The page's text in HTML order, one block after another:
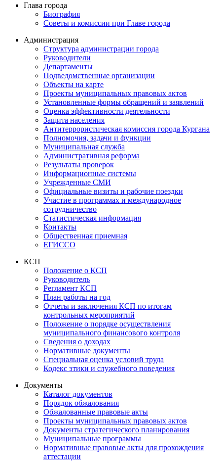
Глава города
Биография
Советы и комиссии при Главе города
Администрация
Структура администрации города
Руководители
Департаменты
Подведомственные организации
Объекты на карте
Проекты муниципальных правовых актов
Установленные формы обращений и заявлений
Оценка эффективности деятельности
Защита населения
Антитеррористическая комиссия города Кургана
Полномочия, задачи и функции
Муниципальная служба
Административная реформа
Результаты проверок
Информационные системы
Учрежденные СМИ
Официальные визиты и рабочие поездки
Участие в программах и международное
сотрудничество
Статистическая информация
Контакты
Общественная приемная
ЕГИССО
КСП
Положение о КСП
Руководитель
Регламент КСП
План работы на год
Отчеты и заключения КСП по итогам
контрольных мероприятий
Положение о порядке осуществления
муниципального финансового контроля
Сведения о доходах
Нормативные документы
Специальная оценка условий труда
Кодекс этики и служебного поведения
Документы
Каталог документов
Порядок обжалования
Обжалованные правовые акты
Проекты муниципальных правовых актов
Документы стратегического планирования
Муниципальные программы
Нормативные правовые акты для прохождения
аттестации